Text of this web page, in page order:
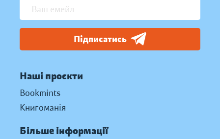
Підписатись
Наші проєкти
Bookmints
Книгоманія
Більше інформації